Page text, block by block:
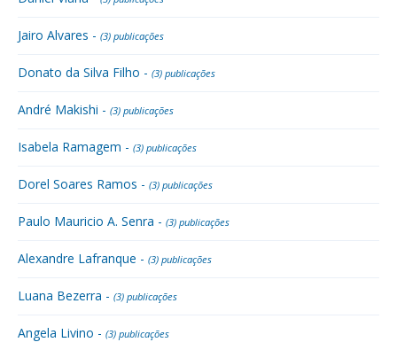
Jairo Alvares - (3) publicações
Donato da Silva Filho - (3) publicações
André Makishi - (3) publicações
Isabela Ramagem - (3) publicações
Dorel Soares Ramos - (3) publicações
Paulo Mauricio A. Senra - (3) publicações
Alexandre Lafranque - (3) publicações
Luana Bezerra - (3) publicações
Angela Livino - (3) publicações